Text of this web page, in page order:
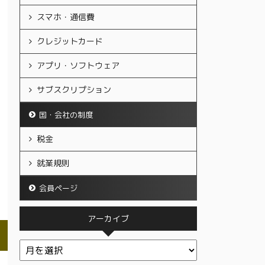
スマホ・通信費
クレジットカード
アプリ・ソフトウェア
サブスクリプション
国・会社の制度
税金
就業規則
会員ページ
アーカイブ